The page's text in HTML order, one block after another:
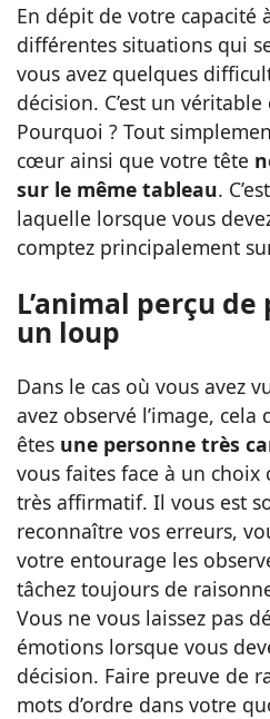
En dépit de votre capacité
différentes situations qui
vous avez quelques
décision. C’est un
Pourquoi ? Tout
cœur ainsi que votre tête
sur le même tableau.
laquelle lorsque vous
comptez principalement
L’animal perçu
un loup
Dans le cas où vous avez
avez observé l’image,
êtes une personne très
vous faites face à un choix
très affirmatif. Il vous est
reconnaître vos erreurs,
votre entourage les
tâchez toujours de
Vous ne vous laissez pas
émotions lorsque vous
décision. Faire preuve de
mots d’ordre dans votre